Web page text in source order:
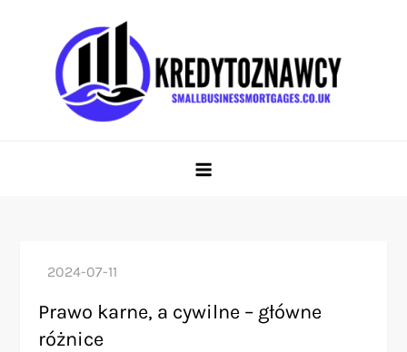
Prawo karne, a cywilne – główne
różnice